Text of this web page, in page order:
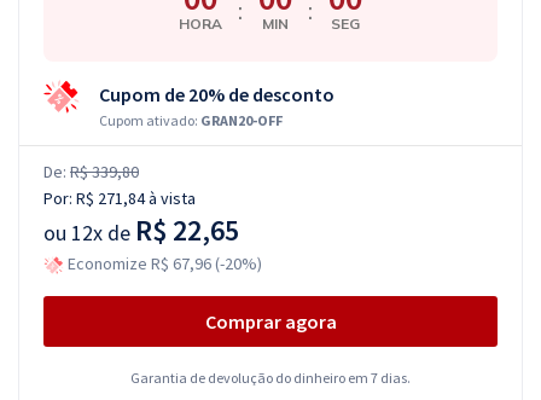
HORA : MIN : SEG
Cupom de 20% de desconto
Cupom ativado: GRAN20-OFF
De: R$ 339,80
Por: R$ 271,84à vista
ou 12x de R$ 22,65
Economize R$ 67,96 (-20%)
Comprar agora
Garantia de devolução do dinheiro em 7 dias.